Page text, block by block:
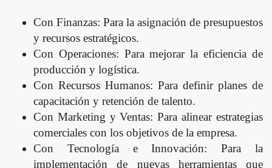
Con Finanzas: Para la asignación de presupuestos
y recursos estratégicos.
Con Operaciones: Para mejorar la eficiencia de
producción y logística.
Con Recursos Humanos: Para definir planes de
capacitación y retención de talento.
Con Marketing y Ventas: Para alinear estrategias
comerciales con los objetivos de la empresa.
Con Tecnología e Innovación: Para la
implementación de nuevas herramientas que